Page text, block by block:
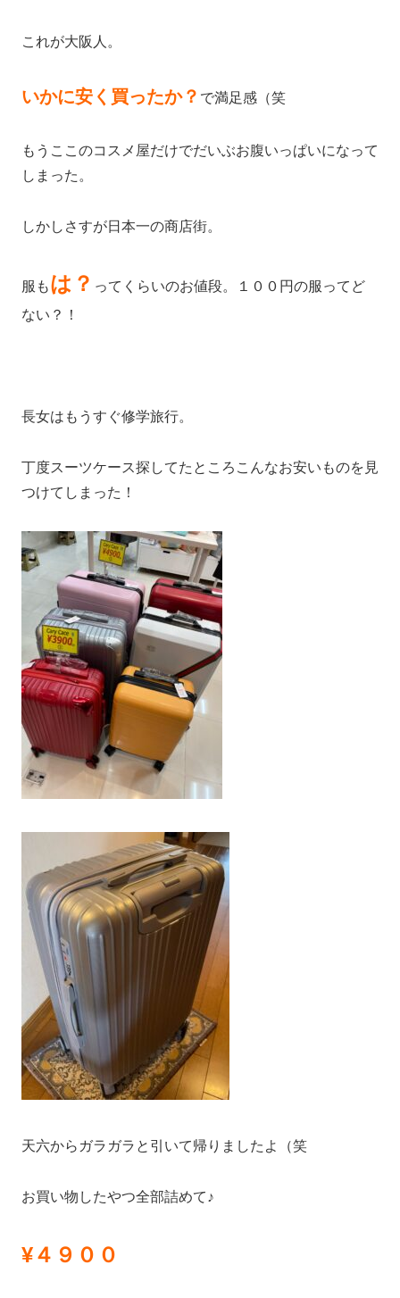
これが大阪人。
いかに安く買ったか？ で満足感（笑
もうここのコスメ屋だけでだいぶお腹いっぱいになって
しまった。
しかしさすが日本一の商店街。
服もは？ ってくらいのお値段。１００円の服ってど
ない？！
長女はもうすぐ修学旅行。
丁度スーツケース探してたところこんなお安いものを見
つけてしまった！
天六からガラガラと引いて帰りましたよ（笑
お買い物したやつ全部詰めて♪
¥４９００